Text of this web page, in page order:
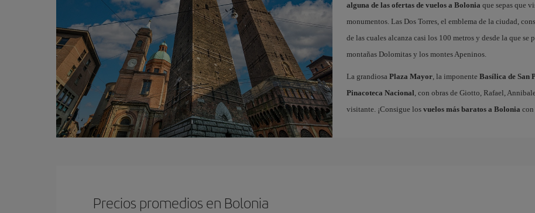
alguna de las ofertas de vuelos a Bolonia que sepas que
monumentos. Las Dos Torres, el emblema de la ciudad,
de las cuales alcanza casi los 100 metros y desde la que
montañas Dolomitas y los montes Apeninos.
La grandiosa Plaza Mayor, la imponente Basílica de San
Pinacoteca Nacional, con obras de Giotto, Rafael,
visitante. ¡Consigue los vuelos más baratos a Bolonia
Precios promedios en Bolonia